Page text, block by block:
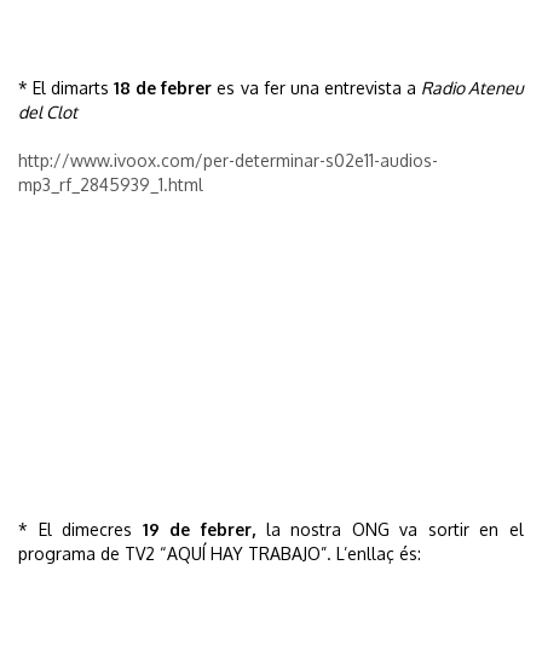
* El dimarts18 de febreres va fer una entrevista a Radio Ateneu
del Clot
http://www.ivoox.com/per-determinar-s02e11-audios-
mp3_rf_2845939_1.html
* El dimecres 19 de febrer, la nostra ONG va sortir en el
programa de TV2 “AQUÍ HAY TRABAJO”. L’enllaç és: